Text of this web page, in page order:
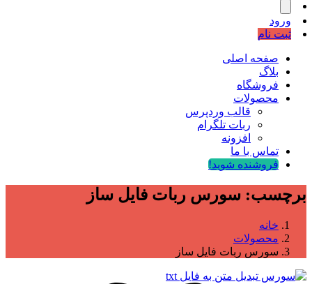
ورود
ثبت نام
صفحه اصلی
بلاگ
فروشگاه
محصولات
قالب وردپرس
ربات تلگرام
افزونه
تماس با ما
فروشنده شوید!
برچسب: سورس ربات فایل ساز
خانه
محصولات
سورس ربات فایل ساز